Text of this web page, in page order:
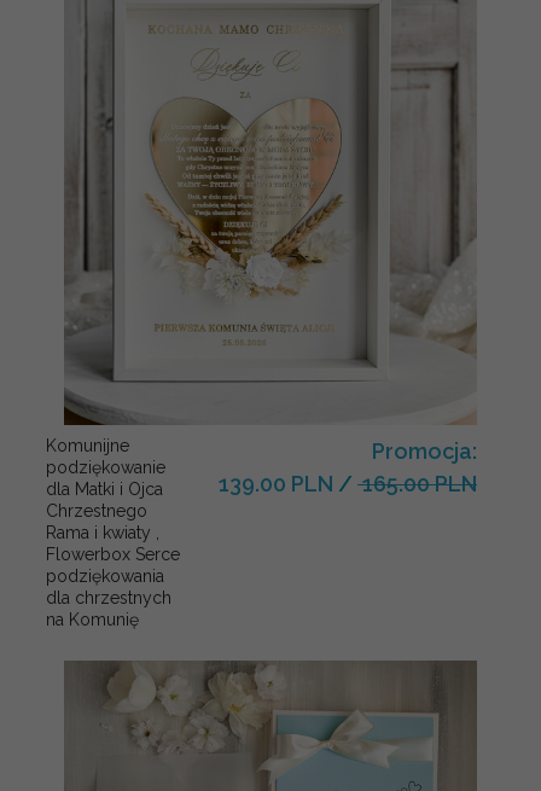
Komunijne
podziękowanie
dla Matki i Ojca
Chrzestnego
Rama i kwiaty ,
Flowerbox Serce
podziękowania
dla chrzestnych
na Komunię
Promocja:
139.00 PLN / 165.00 PLN